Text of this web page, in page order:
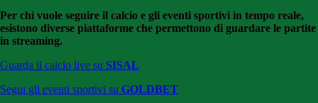
Per chi vuole seguire il calcio e gli eventi sportivi in tempo reale,
esistono diverse piattaforme che permettono di guardare le partite
in streaming.
Guarda il calcio live su SISAL
Segui gli eventi sportivi su GOLDBET